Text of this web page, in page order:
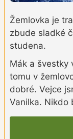
Žemlovka je
zbude sladké
studena.
Mák a švestky
tomu v
dobré. Vejce
Vanilka. Nikdo